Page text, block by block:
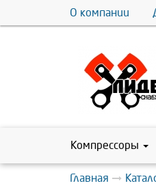
О компании
Компрессоры
Главная